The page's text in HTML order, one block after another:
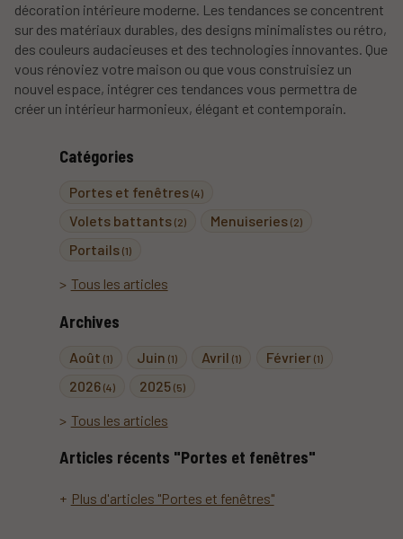
Catégories
Portes et fenêtres (4)
Volets battants (2) Menuiseries(2)
Portails (1)
Tous les articles
Archives
Août (1) Juin(1) Avril(1) Février (1)
2026 (4) 2025(5)
Tous les articles
Articles récents "Portes et fenêtres"
Plus d'articles "Portes et fenêtres"
décoration intérieure moderne. Les tendances se concentrent
sur des matériaux durables, des designs minimalistes ou rétro,
des couleurs audacieuses et des technologies innovantes. Que
vous rénoviez votre maison ou que vous construisiez un
nouvel espace, intégrer ces tendances vous permettra de
créer un intérieur harmonieux, élégant et contemporain.